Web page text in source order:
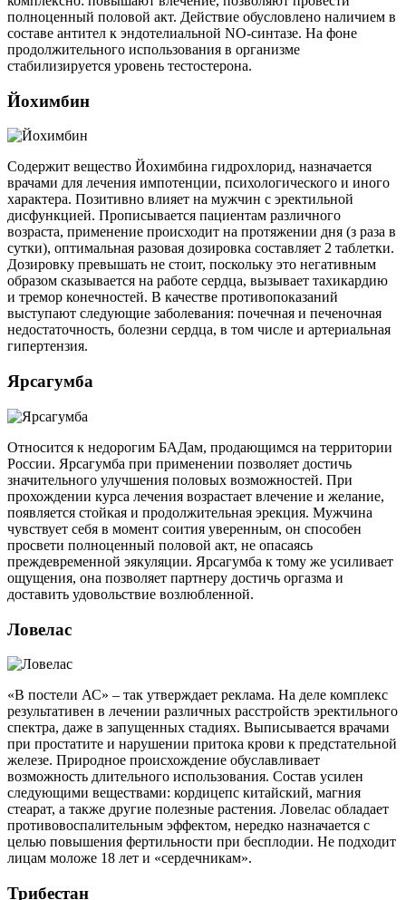
полноценный половой акт. Действие обусловлено наличием в
составе антител к эндотелиальной NO-синтазе. На фоне
продолжительного использования в организме
стабилизируется уровень тестостерона.
Йохимбин
Содержит вещество Йохимбина гидрохлорид, назначается
врачами для лечения импотенции, психологического и иного
характера. Позитивно влияет на мужчин с эректильной
дисфункцией. Прописывается пациентам различного
возраста, применение происходит на протяжении дня (з раза в
сутки), оптимальная разовая дозировка составляет 2 таблетки.
Дозировку превышать не стоит, поскольку это негативным
образом сказывается на работе сердца, вызывает тахикардию
и тремор конечностей. В качестве противопоказаний
выступают следующие заболевания: почечная и печеночная
недостаточность, болезни сердца, в том числе и артериальная
гипертензия.
Ярсагумба
Относится к недорогим БАДам, продающимся на территории
России. Ярсагумба при применении позволяет достичь
значительного улучшения половых возможностей. При
прохождении курса лечения возрастает влечение и желание,
появляется стойкая и продолжительная эрекция. Мужчина
чувствует себя в момент соития уверенным, он способен
просвети полноценный половой акт, не опасаясь
преждевременной эякуляции. Ярсагумба к тому же усиливает
ощущения, она позволяет партнеру достичь оргазма и
доставить удовольствие возлюбленной.
Ловелас
«В постели АС» – так утверждает реклама. На деле комплекс
результативен в лечении различных расстройств эректильного
спектра, даже в запущенных стадиях. Выписывается врачами
при простатите и нарушении притока крови к предстательной
железе. Природное происхождение обуславливает
возможность длительного использования. Состав усилен
следующими веществами: кордицепс китайский, магния
стеарат, а также другие полезные растения. Ловелас обладает
противовоспалительным эффектом, нередко назначается с
целью повышения фертильности при бесплодии. Не подходит
лицам моложе 18 лет и «сердечникам».
Трибестан